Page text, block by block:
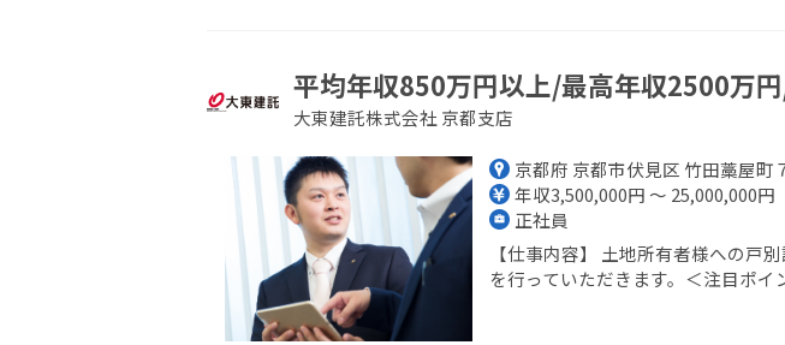
平均年収850万円以上/最高年収2500万
大東建託株式会社 京都支店
京都府 京都市伏見区 竹田藁屋
年収3,500,000円 ～ 25,000,000円
正社員
【仕事内容】 土地所有者様への戸
を行っていただきます。＜注目ポイ